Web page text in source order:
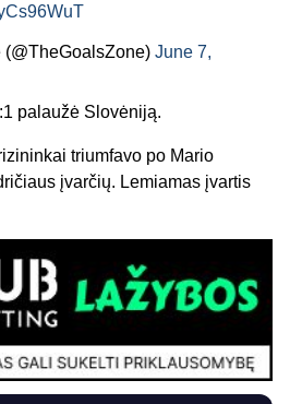
June 7,
palaužė Slovėniją.
triumfavo po Mario
įvarčių. Lemiamas įvartis